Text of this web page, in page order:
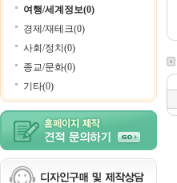
여행/세계정보(0)
경제/재테크(0)
사회/정치(0)
종교/문화(0)
기타(0)